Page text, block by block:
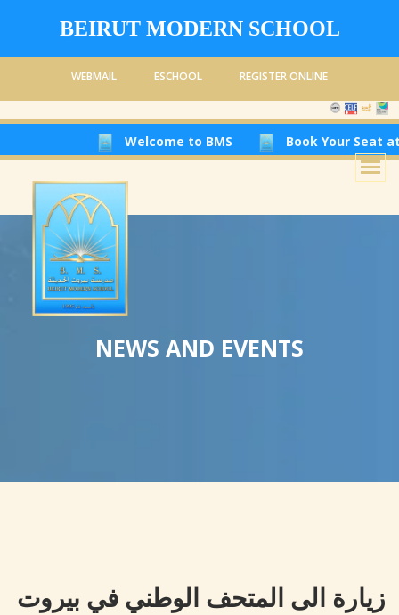
BEIRUT MODERN SCHOOL
WEBMAIL ESCHOOL REGISTER ONLINE
Welcome to BMS Book Your Seat at Beirut
NEWS AND EVENTS
زيارة الى المتحف الوطني في بيروت